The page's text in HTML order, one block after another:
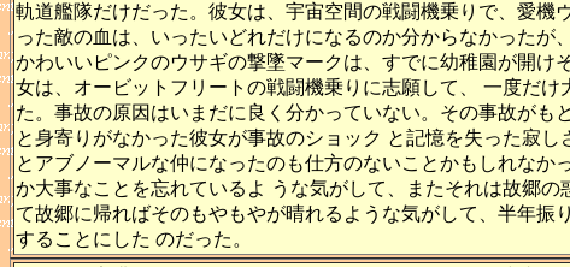
軌道艦隊だけだった。彼女は、宇宙空間の戦闘機乗りで、愛機
った敵の血は、いったいどれだけになるのか分からなかったが
かわいいピンクのウサギの撃墜マークは、すでに幼稚園が開け
女は、オービットフリートの戦闘機乗りに志願して、 一度だけ
た。事故の原因はいまだに良く分かっていない。その事故がも
と身寄りがなかった彼女が事故のショック と記憶を失った寂し
とアブノーマルな仲になったのも仕方のないことかもしれなか
か大事なことを忘れているよ うな気がして、またそれは故郷の
て故郷に帰ればそのもやもやが晴れるような気がして、半年振
することにした のだった。